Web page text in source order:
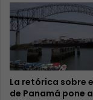
La retórica sobre
de Panamá pone